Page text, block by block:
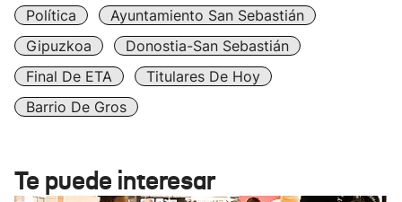
Política
Ayuntamiento San Sebastián
Gipuzkoa
Donostia-San Sebastián
Final De ETA
Titulares De Hoy
Barrio De Gros
Te puede interesar